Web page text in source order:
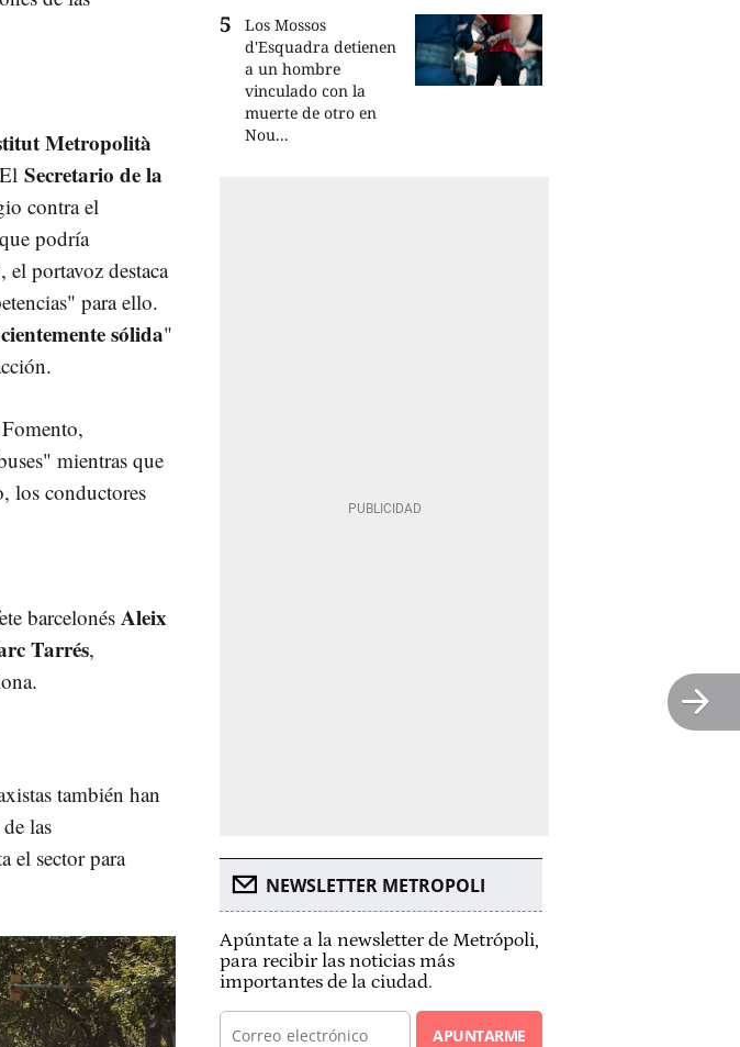
Metropolità
Secretario de la
contra el
podría
portavoz destaca
para ello.
sólida"
mientras que
los conductores
barcelonés Aleix
Tarrés,
también han
las
el sector para
Los Mossos
d'Esquadra detienen
a un hombre
vinculado con la
muerte de otro en
Nou...
NEWSLETTER METROPOLI
Apúntate a la newsletter de Metrópoli,
para recibir las noticias más
importantes de la ciudad.
APUNTARME